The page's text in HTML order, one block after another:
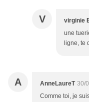
V virginie
une
ligne, te
A AnneLaureT 30/
Comme toi, je